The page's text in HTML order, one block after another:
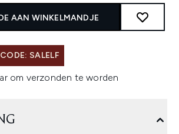
AAN WINKELMANDJE
SALELF
om verzonden te worden